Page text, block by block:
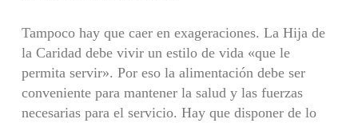
Tampoco hay que caer en exageraciones. La Hija de
la Caridad debe vivir un estilo de vida «que le
permita servir». Por eso la alimentación debe ser
conveniente para mantener la salud y las fuerzas
necesarias para el servi­cio. Hay que disponer de lo